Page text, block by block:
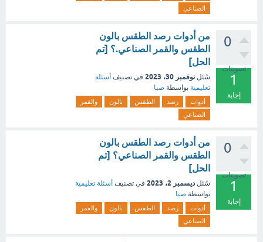
الصناعي
0
تصويتات
1
إجابة
من أدوات رصد الطقس بالون
الطقس والقمر الصناعي.؟ [تم
الحل]
سُئل نوفمبر 30، 2023 في تصنيف أسئلة
تعليمية بواسطة صبا
أدوات رصد الطقس بالون
والقمر
الصناعي
0
تصويتات
1
إجابة
من أدوات رصد الطقس بالون
الطقس والقمر الصناعي؟ [تم
الحل]
سُئل ديسمبر 2، 2023 في تصنيف أسئلة تعليمية
بواسطة صبا
أدوات رصد الطقس بالون
والقمر
الصناعي